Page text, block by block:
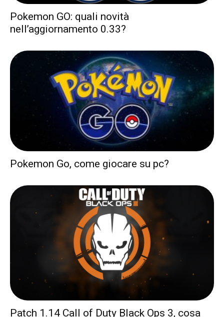
Pokemon GO: quali novità
nell’aggiornamento 0.33?
Pokemon Go, come giocare su pc?
Patch 1.14 Call of Duty Black Ops 3, cosa